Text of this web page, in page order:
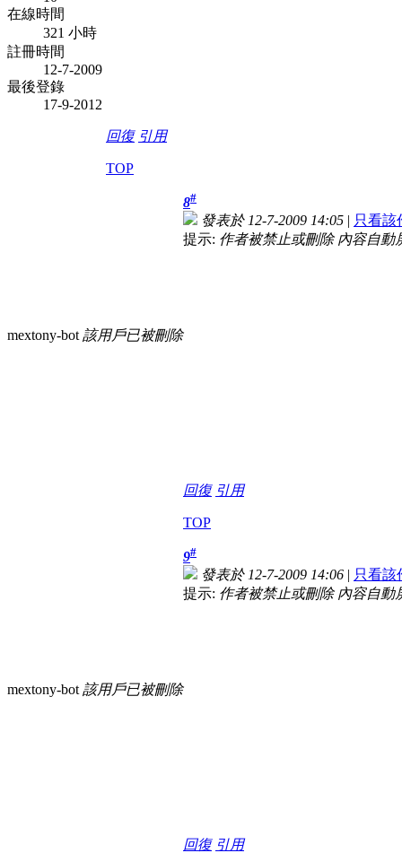
在線時間
321 小時
註冊時間
12-7-2009
最後登錄
17-9-2012
回復 引用
TOP
mextony-bot 該用戶已被刪除
8#
發表於 12-7-2009 14:05 | 只看該
提示: 作者被禁止或刪除 內容自動
回復 引用
TOP
mextony-bot 該用戶已被刪除
9#
發表於 12-7-2009 14:06 | 只看該
提示: 作者被禁止或刪除 內容自動
回復 引用